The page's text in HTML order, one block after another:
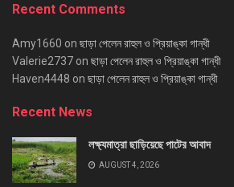
Recent Comments
Amy1660 on ছাড়া পেলেন রাহুল ও প্রিয়াঙ্কা গান্ধী
Valerie2737 on ছাড়া পেলেন রাহুল ও প্রিয়াঙ্কা গান্ধী
Haven4448 on ছাড়া পেলেন রাহুল ও প্রিয়াঙ্কা গান্ধী
Recent News
লক্ষ্যমাত্রা ছাড়িয়েছে পাটের আবাদ
AUGUST 4, 2026